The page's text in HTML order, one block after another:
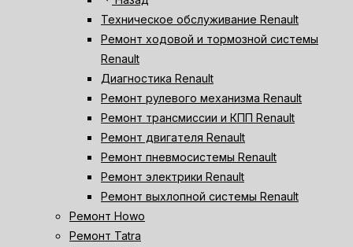
Техническое обслуживание Renault
Ремонт ходовой и тормозной системы
Renault
Диагностика Renault
Ремонт рулевого механизма Renault
Ремонт трансмиссии и КПП Renault
Ремонт двигателя Renault
Ремонт пневмосистемы Renault
Ремонт электрики Renault
Ремонт выхлопной системы Renault
Ремонт Howo
Ремонт Tatra